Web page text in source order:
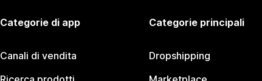
Categorie di app
Canali di vendita
Categorie principali
Dropshipping